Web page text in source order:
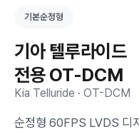
기본순정형
기아 텔루라이드
전용 OT-DCM
Kia Telluride · OT-DCM
순정형 60FPS LVDS 디